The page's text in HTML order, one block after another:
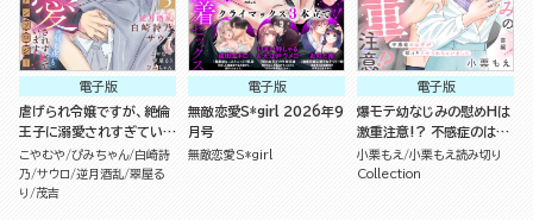
電子版
虐げられ令嬢ですが、絶倫
王子に溺愛されすぎていま
す!?（※昼も夜も）アンソ
ロジー （5）
こやむや ぴみちゃん 白崎詩
乃 サウロ 逆月酒乱 翠屋る
り
茂吉
電子版
無敵恋愛S*girl 2026年9
月号
無敵恋愛S*girl
電子版
爆モテ幼なじみの慰めHは
激重注意!? 不感症のはず
が即イキさせられちゃいま
した（単話版）
小栗もえ
小栗もえ読み切り
Collection